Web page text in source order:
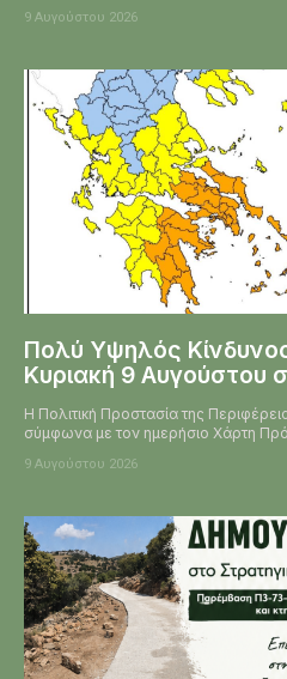
9 Αυγούστου 2026
Πολύ Υψηλός
Κυριακή 9 Αυγούστου
Η Πολιτική Προστασία της
σύμφωνα με τον ημερήσιο Χάρτη
9 Αυγούστου 2026